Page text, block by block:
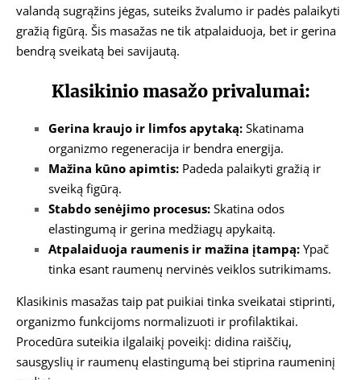
valandą sugrąžins jėgas, suteiks žvalumo ir padės palaikyti
gražią figūrą. Šis masažas ne tik atpalaiduoja, bet ir gerina
bendrą sveikatą bei savijautą.
Klasikinio masažo privalumai:
Gerina kraujo ir limfos apytaką: Skatinama
organizmo regeneracija ir bendra energija.
Mažina kūno apimtis: Padeda palaikyti gražią ir
sveiką figūrą.
Stabdo senėjimo procesus: Skatina odos
elastingumą ir gerina medžiagų apykaitą.
Atpalaiduoja raumenis ir mažina įtampą: Ypač
tinka esant raumenų nervinės veiklos sutrikimams.
Klasikinis masažas taip pat puikiai tinka sveikatai stiprinti,
organizmo funkcijoms normalizuoti ir profilaktikai.
Procedūra suteikia ilgalaikį poveikį: didina raiščių,
sausgyslių ir raumenų elastingumą bei stiprina raumeninį